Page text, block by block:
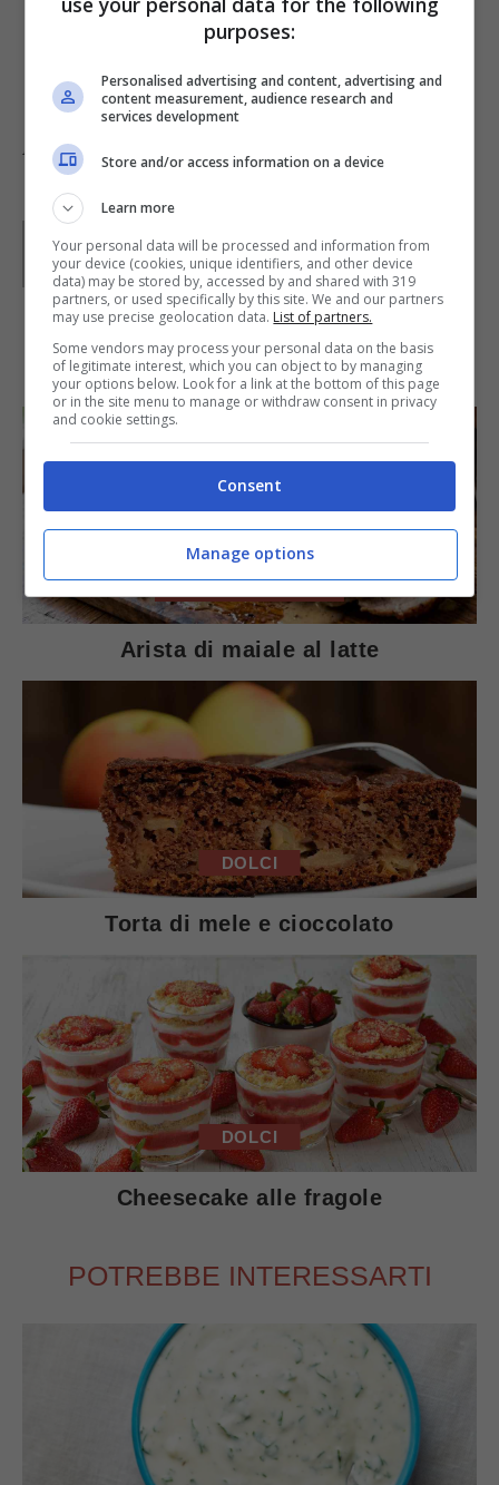
l’inverno; basta metterla in barattoli con i
coperchi autosigillanti e sterilizzarli.
Foto da
GIeGI è stata collaboratrice di Buttalapasta dal 2008 al
2013, spaziando tra tutte le tipologie di ricette, con un
occhio di riguardo a quelle della tradizione regionale.
IN PRIMO PIANO
Arista di maiale al latte
DOLCI
Torta di mele e cioccolato
DOLCI
Cheesecake alle fragole
POTREBBE INTERESSARTI
purposes:
Personalised advertising and content, advertising and
content measurement, audience research and
services development
Store and/or access information on a device
Learn more
Your personal data will be processed and information from
your device (cookies, unique identifiers, and other device
data) may be stored by, accessed by and shared with 319
partners, or used specifically by this site. We and our partners
may use precise geolocation data. List of partners.
Some vendors may process your personal data on the basis
of legitimate interest, which you can object to by managing
your options below. Look for a link at the bottom of this page
or in the site menu to manage or withdraw consent in privacy
and cookie settings.
Consent
Manage options